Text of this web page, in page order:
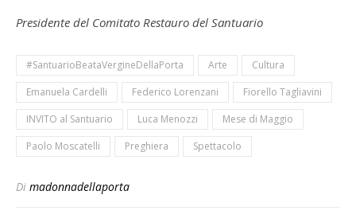
Presidente del Comitato Restauro del Santuario
#SantuarioBeataVergineDellaPorta Arte
Cultura
Emanuela Cardelli
Federico Lorenzani
Fiorello Tagliavini
INVITO al Santuario
Luca Menozzi
Mese di Maggio
Paolo Moscatelli
Preghiera Spettacolo
Di madonnadellaporta